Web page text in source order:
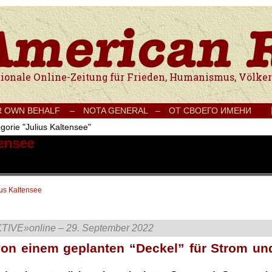
Onlinezeitung für Frieden, Humanismus, Völkerverständigung und
OWN BEHALF – NOTA GENERAL – ОТ СВОЕГО ИМЕНИ
"Julius Kaltensee"
Kaltensee
– 29. September 2022
einem geplanten “Deckel” für Strom